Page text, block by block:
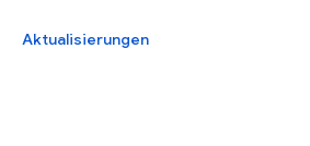
Aktualisierungen